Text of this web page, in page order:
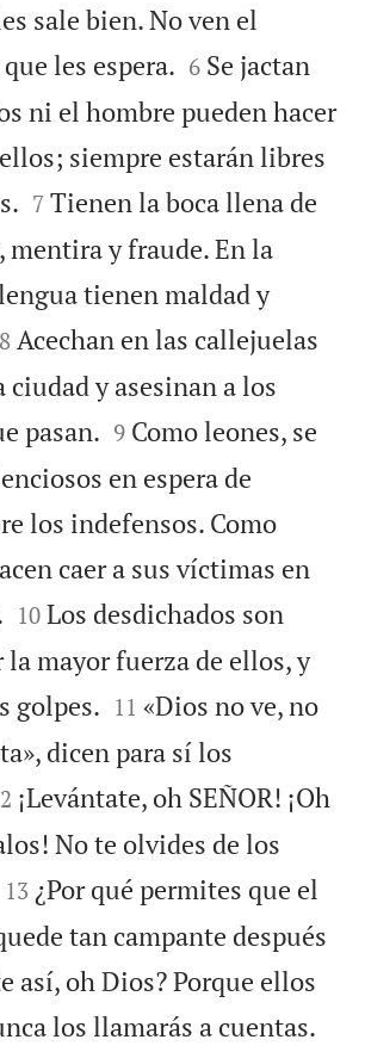
sale bien. No ven el
les espera. 

6 Se jactan
ni el hombre pueden hacer
siempre estarán libres


7 Tienen la boca llena de
mentira y fraude. En la
tienen maldad y


8 Acechan en las callejuelas
ciudad y asesinan a los
pasan. 

9 Como leones, se
en espera de
los indefensos. Como
caer a sus víctimas en


10 Los desdichados son
la mayor fuerza de ellos, y
golpes. 

11 «Dios no ve, no
dicen para sí los
¡Levántate, oh SEÑOR! ¡Oh
No te olvides de los


13 ¿Por qué permites que el
tan campante después
así, oh Dios? Porque ellos
los llamarás a cuentas.